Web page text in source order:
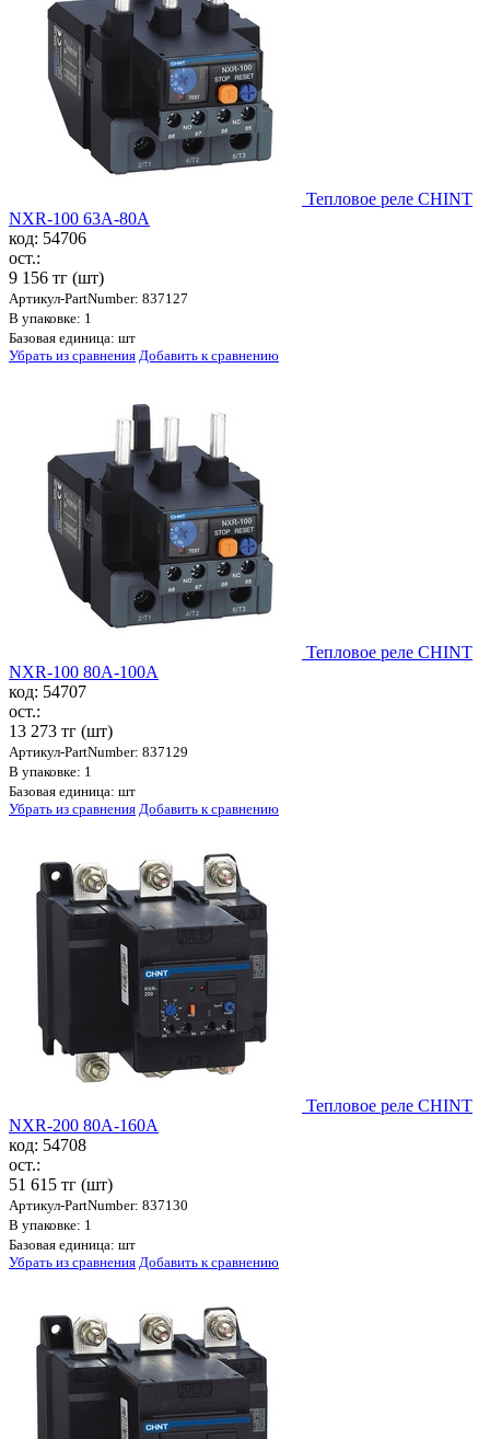
Тепловое реле CHINT
NXR-100 63A-80A
код: 54706
ост.:
9 156 тг (шт)
Артикул-PartNumber: 837127
В упаковке: 1
Базовая единица: шт
Убрать из сравнения Добавить к сравнению
Тепловое реле CHINT
NXR-100 80A-100A
код: 54707
ост.:
13 273 тг (шт)
Артикул-PartNumber: 837129
В упаковке: 1
Базовая единица: шт
Убрать из сравнения Добавить к сравнению
Тепловое реле CHINT
NXR-200 80A-160A
код: 54708
ост.:
51 615 тг (шт)
Артикул-PartNumber: 837130
В упаковке: 1
Базовая единица: шт
Убрать из сравнения Добавить к сравнению